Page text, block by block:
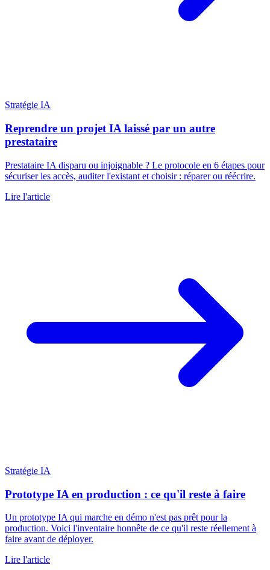
Stratégie IA
Reprendre un projet IA laissé par un autre
prestataire
Prestataire IA disparu ou injoignable ? Le protocole en 6 étapes pour
sécuriser les accès, auditer l'existant et choisir : réparer ou réécrire.
Lire l'article
Stratégie IA
Prototype IA en production : ce qu'il reste à faire
Un prototype IA qui marche en démo n'est pas prêt pour la
production. Voici l'inventaire honnête de ce qu'il reste réellement à
faire avant de déployer.
Lire l'article